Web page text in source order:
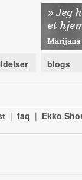
blogs
| faq | Ekko